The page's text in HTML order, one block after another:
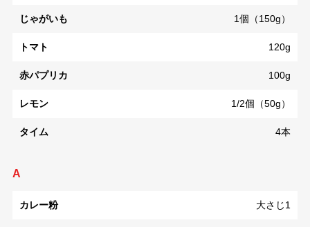
じゃがいも 1個（150g）
トマト 120g
赤パプリカ 100g
レモン 1/2個（50g）
タイム 4本
A
カレー粉 大さじ1